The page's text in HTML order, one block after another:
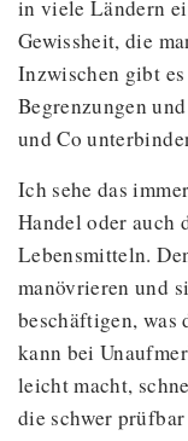
in viele Ländern
Gewissheit, die
Inzwischen gibt
Begrenzungen
und Co
Ich sehe das
Handel oder auch
Lebensmitteln.
manövrieren und
beschäftigen, was
kann bei
leicht macht,
die schwer